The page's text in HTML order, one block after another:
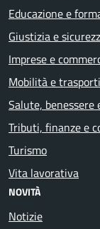
Educazione e
Giustizia e
Imprese e
Mobilità e trasporti
Salute, benessere
Tributi, finanze e
Turismo
Vita lavorativa
NOVITÀ
Notizie